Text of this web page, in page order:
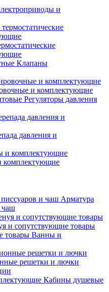
и
Клапаны
и комплектующие
Регуляторы давления
давления и
комплектующие
Арматура
чаш
и сопутствующие товары
Ванны и
решетки и лючки
Кабины душевые